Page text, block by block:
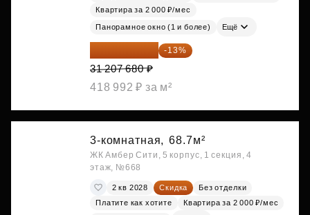
Квартира за 2 000 ₽/мес
Панорамное окно (1 и более) Ещё
27 150 682 ₽ -13%
31 207 680 ₽
418 992 ₽ за м²
3-комнатная, 68.7м²
ЖК Амбер Сити, 5 корпус, 1 секция, 4
этаж, №668
2 кв 2028 Скидка
Без отделки
Платите как хотите
Квартира за 2 000 ₽/мес